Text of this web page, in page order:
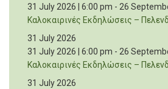
31 July 2026 | 6:00 pm - 26
Καλοκαιρινές Εκδηλώσεις –
31 July 2026
31 July 2026 | 6:00 pm - 26
Καλοκαιρινές Εκδηλώσεις –
31 July 2026